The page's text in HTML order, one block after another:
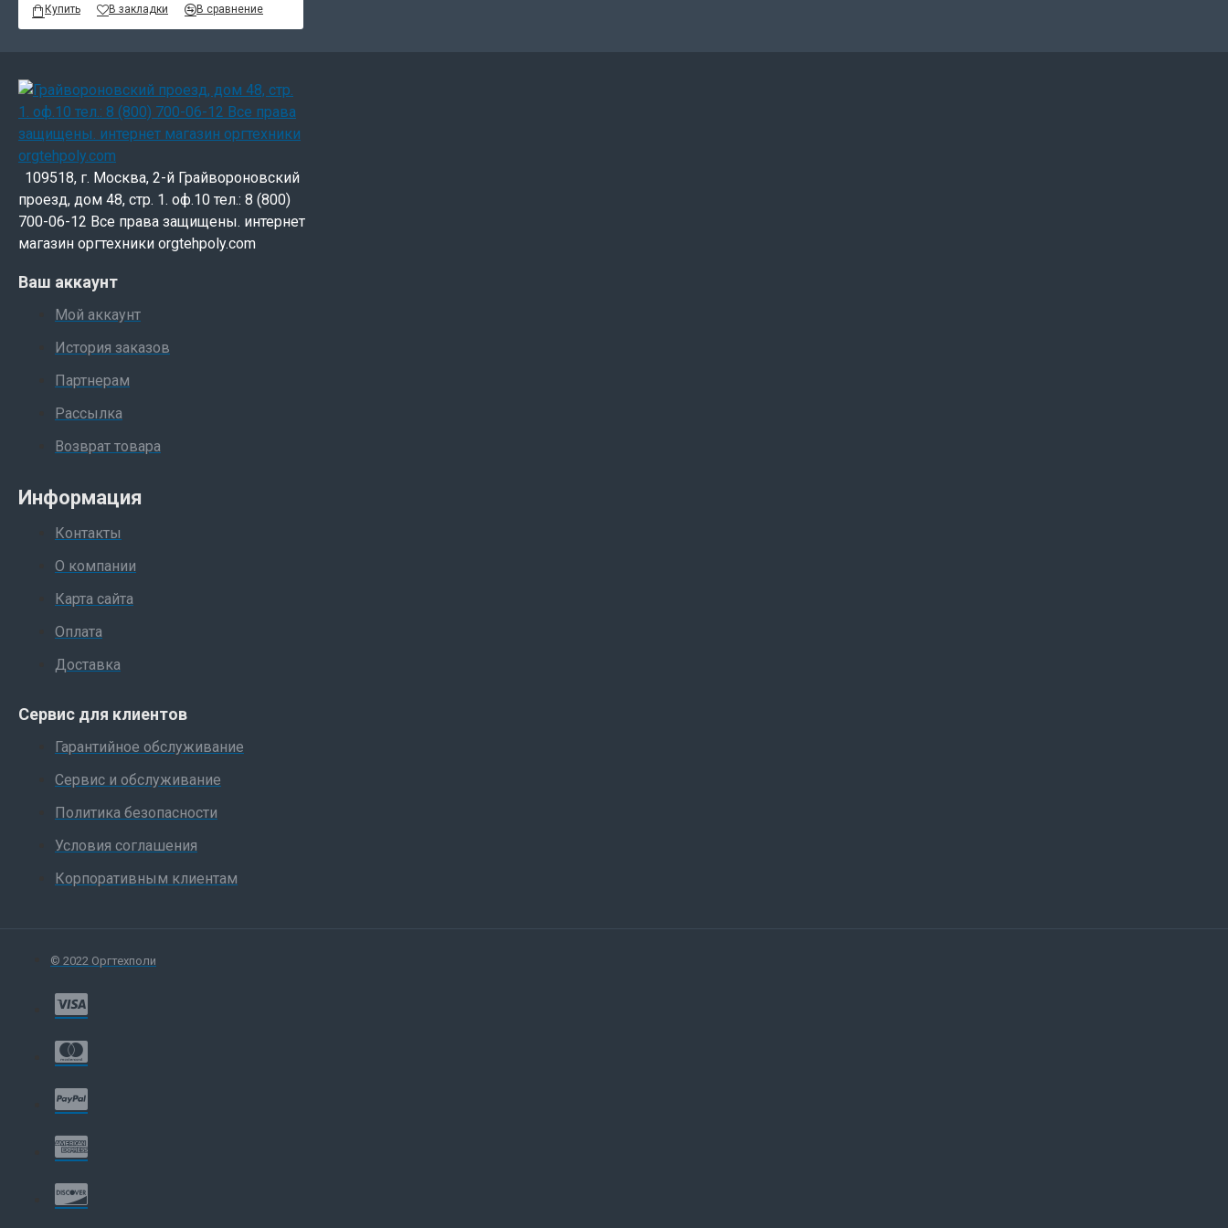
Купить В закладки В сравнение
109518, г. Москва, 2-й Грайвороновский
проезд, дом 48, стр. 1. оф.10 тел.: 8 (800)
700-06-12 Все права защищены. интернет
магазин оргтехники orgtehpoly.com
Ваш аккаунт
Мой аккаунт
История заказов
Партнерам
Рассылка
Возврат товара
Информация
Контакты
О компании
Карта сайта
Оплата
Доставка
Сервис для клиентов
Гарантийное обслуживание
Сервис и обслуживание
Политика безопасности
Условия соглашения
Корпоративным клиентам
© 2022 Оргтехполи